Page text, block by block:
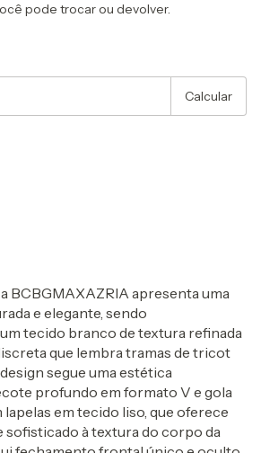
pode trocar ou devolver.
Calcular
BCBGMAXAZRIA apresenta uma
e elegante, sendo
tecido branco de textura refinada
que lembra tramas de tricot
segue uma estética
profundo em formato V e gola
em tecido liso, que oferece
sofisticado à textura do corpo da